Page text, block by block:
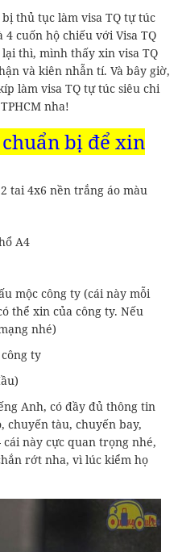
thủ tục làm visa TQ tự túc
cuốn hộ chiếu với Visa TQ
thì, mình thấy xin visa TQ
và kiên nhẫn tí. Và bây giờ,
làm visa TQ tự túc siêu chi
nha!
bị để xin
tai 4x6 nền trắng áo màu
A4
mộc công ty (cái này mỗi
thể xin của công ty. Nếu
nhé)
ty
Anh, có đầy đủ thông tin
chuyến tàu, chuyến bay,
cái này cực quan trọng nhé,
rớt nha, vì lúc kiểm họ